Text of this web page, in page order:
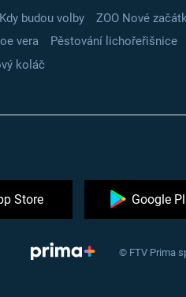
Kdy budou volby
ZOO Nové
vera
Pěstování lichořeřišnice
koláč
Store Google
© FTV Prima